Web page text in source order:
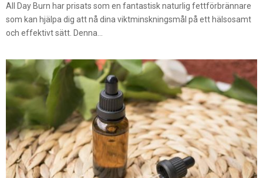
All Day Burn har prisats som en fantastisk naturlig fettförbrännare
som kan hjälpa dig att nå dina viktminskningsmål på ett hälsosamt
och effektivt sätt. Denna...